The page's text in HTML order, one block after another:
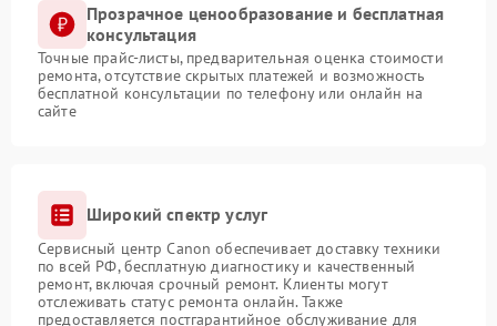
Прозрачное ценообразование и бесплатная
консультация
Точные прайс-листы, предварительная оценка стоимости
ремонта, отсутствие скрытых платежей и возможность
бесплатной консультации по телефону или онлайн на
сайте
Широкий спектр услуг
Сервисный центр Canon обеспечивает доставку техники
по всей РФ, бесплатную диагностику и качественный
ремонт, включая срочный ремонт. Клиенты могут
отслеживать статус ремонта онлайн. Также
предоставляется постгарантийное обслуживание для